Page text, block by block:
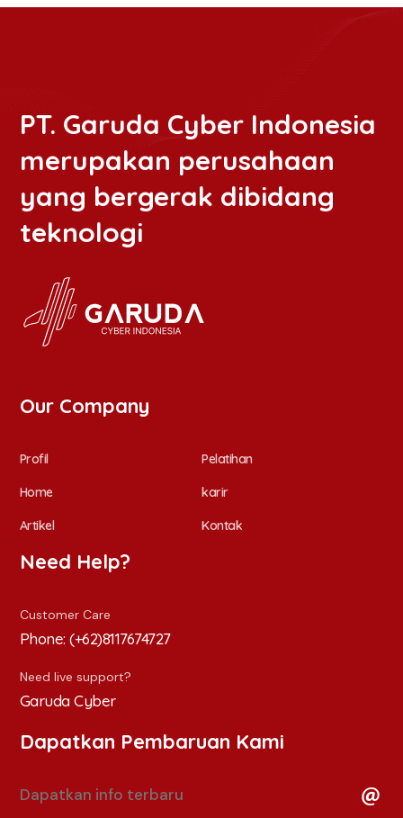
PT. Garuda Cyber Indonesia
merupakan perusahaan
yang bergerak dibidang
teknologi
Our Company
Profil Pelatihan
Home karir
Artikel Kontak
Need Help?
Customer Care
Phone:(+62)8117674727
Need live support?
Garuda Cyber
Dapatkan Pembaruan Kami